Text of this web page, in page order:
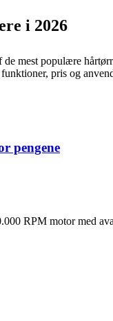
i 2026
mest populære
pris og
pengene
RPM motor med